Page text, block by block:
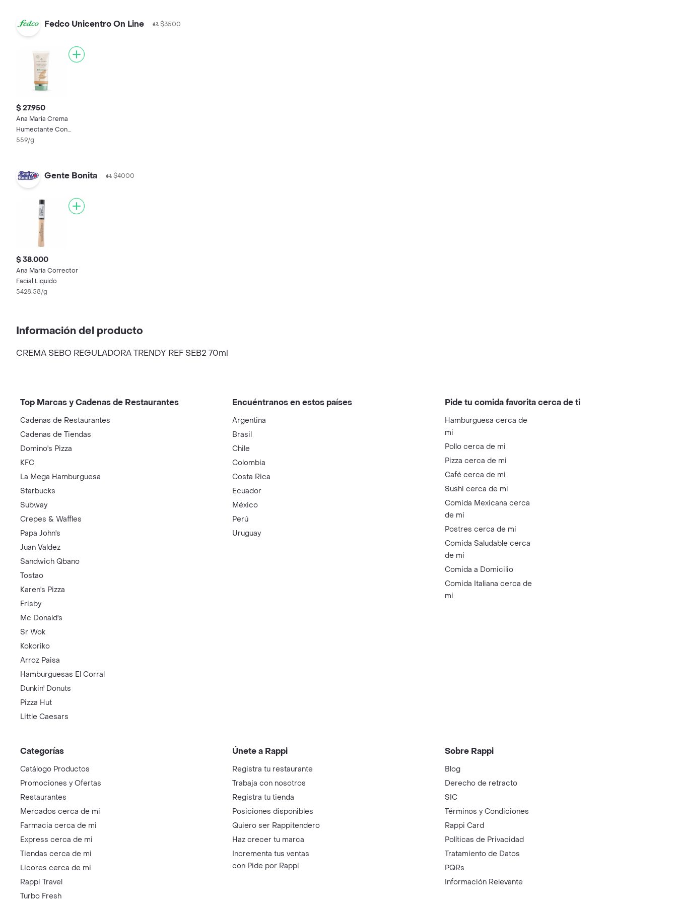
Fedco Unicentro On Line $3500
$ 27.950
Ana Maria Crema
Humectante Con
Color
559/g
Gente Bonita $4000
$ 38.000
Ana Maria Corrector
Facial Liquido
5428.58/g
Información del producto
CREMA SEBO REGULADORA TRENDY REF SEB2 70ml
Top Marcas y Cadenas de Restaurantes
Cadenas de Restaurantes
Cadenas de Tiendas
Domino's Pizza
KFC
La Mega Hamburguesa
Starbucks
Subway
Crepes & Waffles
Papa John's
Juan Valdez
Sandwich Qbano
Tostao
Karen's Pizza
Frisby
Mc Donald's
Sr Wok
Kokoriko
Arroz Paisa
Hamburguesas El Corral
Dunkin' Donuts
Pizza Hut
Little Caesars
Encuéntranos en estos países
Argentina
Brasil
Chile
Colombia
Costa Rica
Ecuador
México
Perú
Uruguay
Pide tu comida favorita cerca de ti
Hamburguesa cerca de
mi
Pollo cerca de mi
Pizza cerca de mi
Café cerca de mi
Sushi cerca de mi
Comida Mexicana cerca
de mi
Postres cerca de mi
Comida Saludable cerca
de mi
Comida a Domicilio
Comida Italiana cerca de
mi
Categorías
Catálogo Productos
Promociones y Ofertas
Restaurantes
Mercados cerca de mi
Farmacia cerca de mi
Express cerca de mi
Tiendas cerca de mi
Licores cerca de mi
Rappi Travel
Turbo Fresh
Únete a Rappi
Registra tu restaurante
Trabaja con nosotros
Registra tu tienda
Posiciones disponibles
Quiero ser Rappitendero
Haz crecer tu marca
Incrementa tus ventas
con Pide por Rappi
Sobre Rappi
Blog
Derecho de retracto
SIC
Términos y Condiciones
Rappi Card
Políticas de Privacidad
Tratamiento de Datos
PQRs
Información Relevante